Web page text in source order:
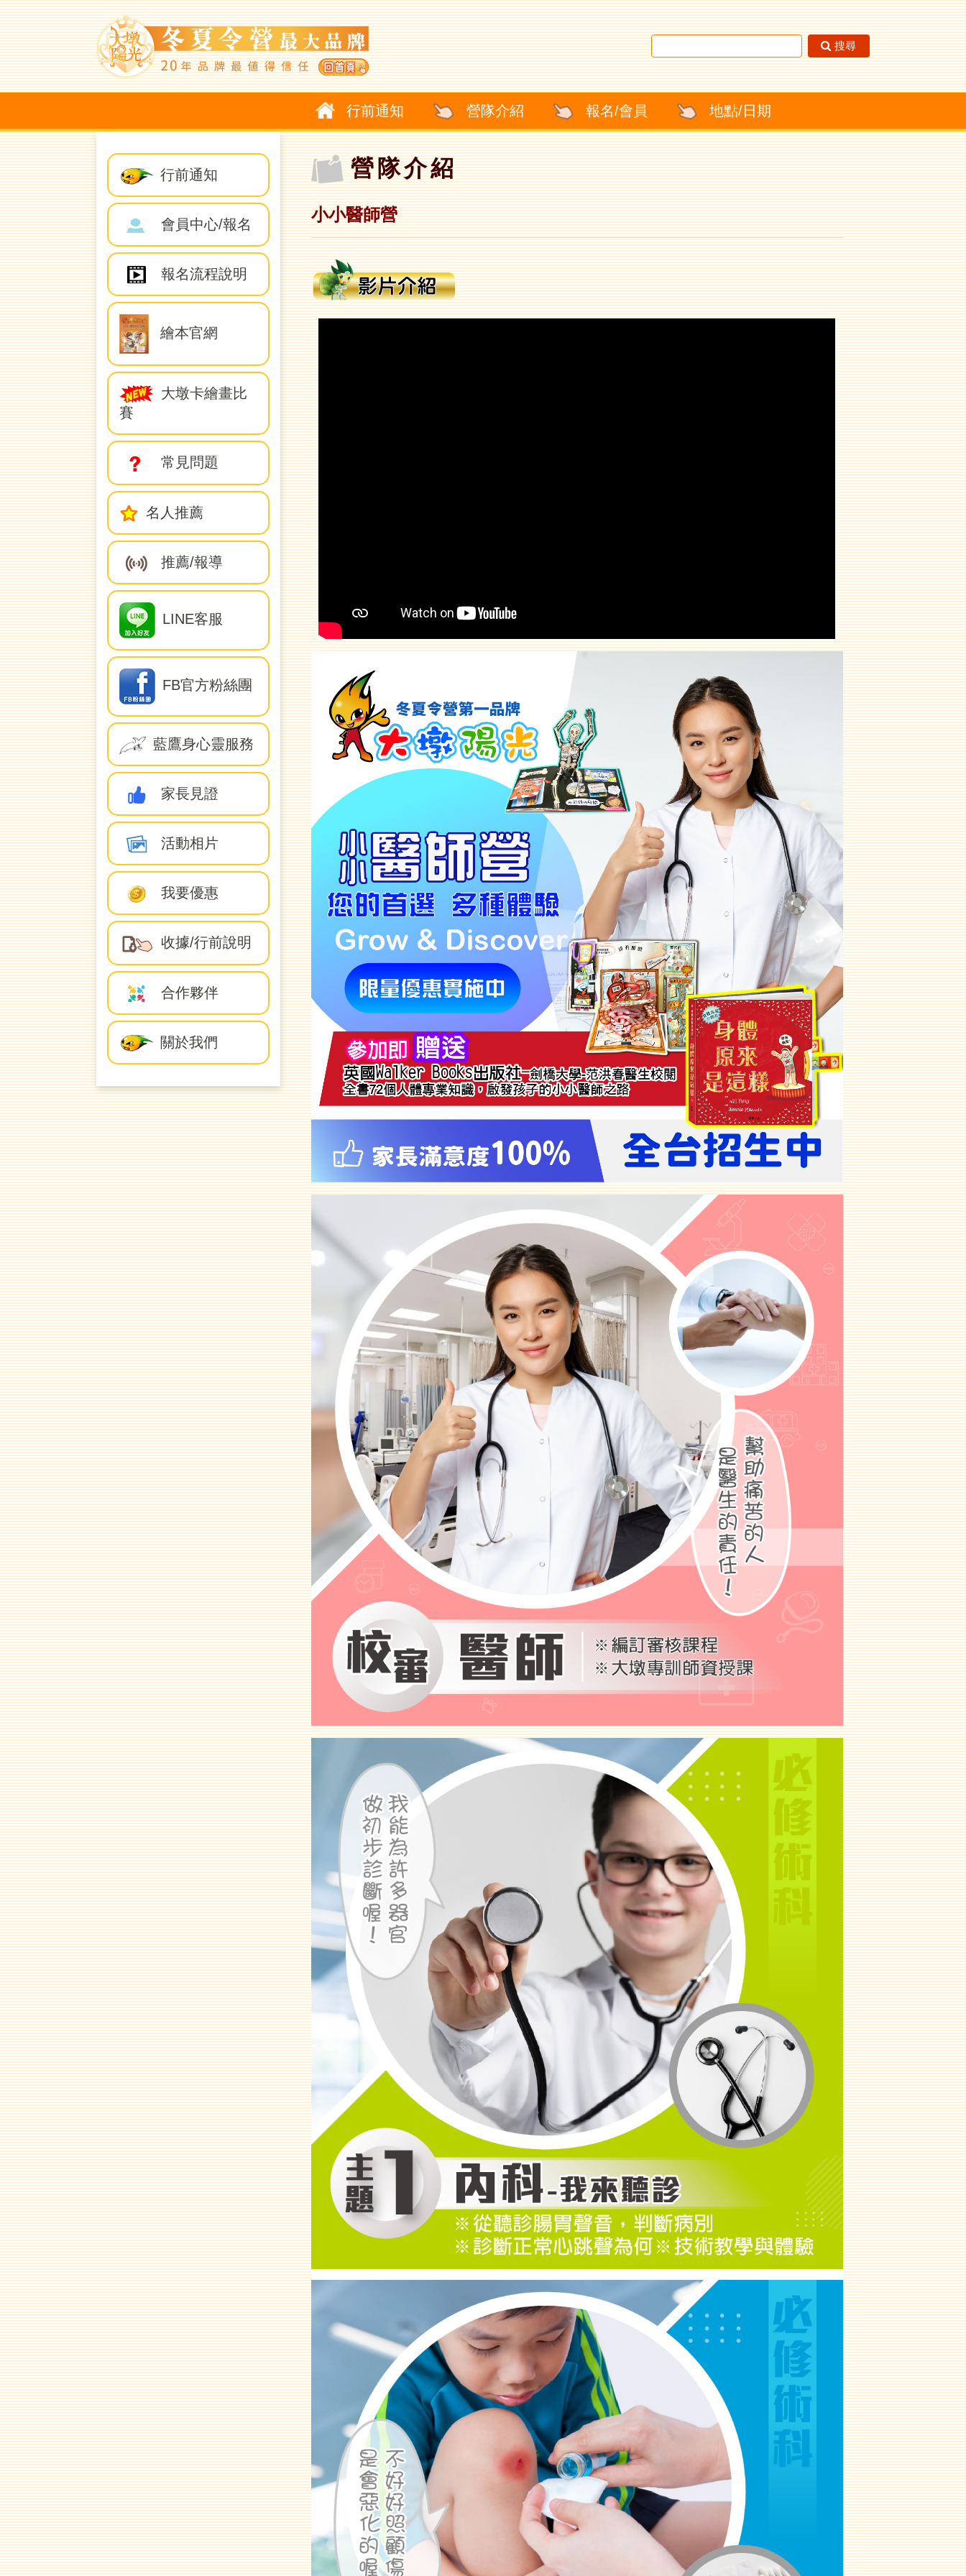
搜尋
行前通知 營隊介紹 報名/會員 地點/日期
行前通知
會員中心/報名
報名流程說明
繪本官網
大墩卡繪畫比
賽
常見問題
名人推薦
推薦/報導
LINE客服
FB官方粉絲團
藍鷹身心靈服務
家長見證
活動相片
我要優惠
收據/行前說明
合作夥伴
關於我們
營隊介紹
小小醫師營